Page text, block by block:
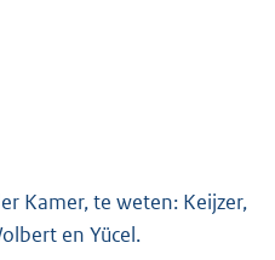
Kamer, te weten: Keijzer,
en Yücel.